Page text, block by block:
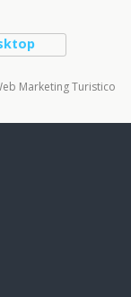
Marketing Turistico